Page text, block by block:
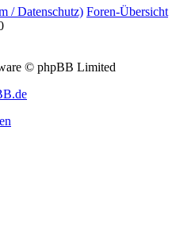
/ Datenschutz) Foren-Übersicht
© phpBB Limited